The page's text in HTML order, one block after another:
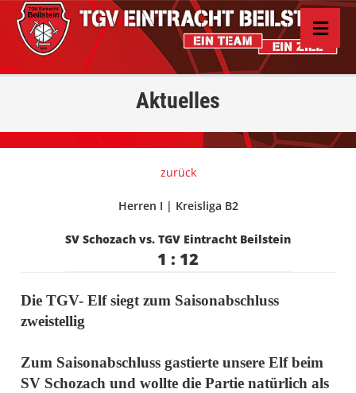
Aktuelles
zurück
Herren I | Kreisliga B2
SV Schozach vs. TGV Eintracht Beilstein
1 : 12
Die TGV- Elf siegt zum Saisonabschluss
zweistellig
Zum Saisonabschluss gastierte unsere Elf beim
SV Schozach und wollte die Partie natürlich als